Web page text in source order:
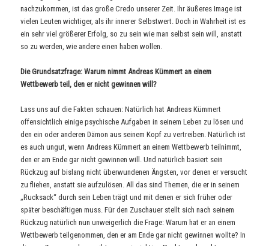
nachzukommen, ist das große Credo unserer Zeit. Ihr äußeres Image ist
vielen Leuten wichtiger, als ihr innerer Selbstwert. Doch in Wahrheit ist es
ein sehr viel größerer Erfolg, so zu sein wie man selbst sein will, anstatt
so zu werden, wie andere einen haben wollen.
Die Grundsatzfrage: Warum nimmt Andreas Kümmert an einem
Wettbewerb teil, den er nicht gewinnen will?
Lass uns auf die Fakten schauen: Natürlich hat Andreas Kümmert
offensichtlich einige psychische Aufgaben in seinem Leben zu lösen und
den ein oder anderen Dämon aus seinem Kopf zu vertreiben. Natürlich ist
es auch ungut, wenn Andreas Kümmert an einem Wettbewerb teilnimmt,
den er am Ende gar nicht gewinnen will. Und natürlich basiert sein
Rückzug auf bislang nicht überwundenen Ängsten, vor denen er versucht
zu fliehen, anstatt sie aufzulösen. All das sind Themen, die er in seinem
„Rucksack“ durch sein Leben trägt und mit denen er sich früher oder
später beschäftigen muss. Für den Zuschauer stellt sich nach seinem
Rückzug natürlich nun unweigerlich die Frage: Warum hat er an einem
Wettbewerb teilgenommen, den er am Ende gar nicht gewinnen wollte? In